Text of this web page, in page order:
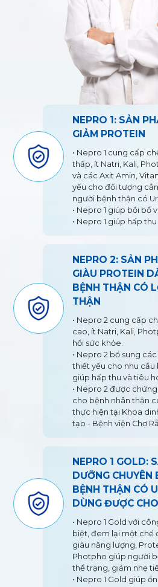
NEPRO 1: SẢN
GIẢM PROTEIN
• Nepro 1 cung cấp
thấp, ít Natri, Kali,
và các Axit Amin,
yếu cho đối tượng
người bệnh thận có
• Nepro 1 giúp bồi bổ
• Nepro 1 giúp hấp
NEPRO 2: SẢN
GIÀU PROTEIN
BỆNH THẬN CÓ
THẬN
• Nepro 2 cung cấp
cao, ít Natri, Kali,
hồi sức khỏe.
• Nepro 2 bổ sung
thiết yếu cho nhu
giúp hấp thu và tiêu
• Nepro 2 được
cho bệnh nhân thận
thực hiện tại Khoa
tạo - Bệnh viện Chợ
NEPRO 1 GOLD:
DƯỠNG CHUYÊN
BỆNH THẬN CÓ
DÙNG ĐƯỢC
• Nepro 1 Gold với
biệt, đem lại một chế
giàu năng lượng,
Photpho giúp người
thể trạng, giảm nhẹ
• Nepro 1 Gold giúp